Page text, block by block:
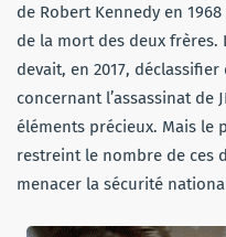
de Robert Kennedy en
de la mort des deux frères.
devait, en 2017,
concernant l’assassinat de
éléments précieux. Mais le
restreint le nombre de ces
menacer la sécurité